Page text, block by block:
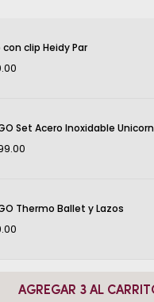
con clip Heidy Par
Set Acero Inoxidable
Thermo Ballet y Lazos
AGREGAR 3 AL